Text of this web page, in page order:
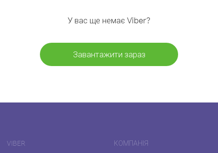
У вас ще немає Viber?
Завантажити зараз
VIBER КОМПАНІЯ